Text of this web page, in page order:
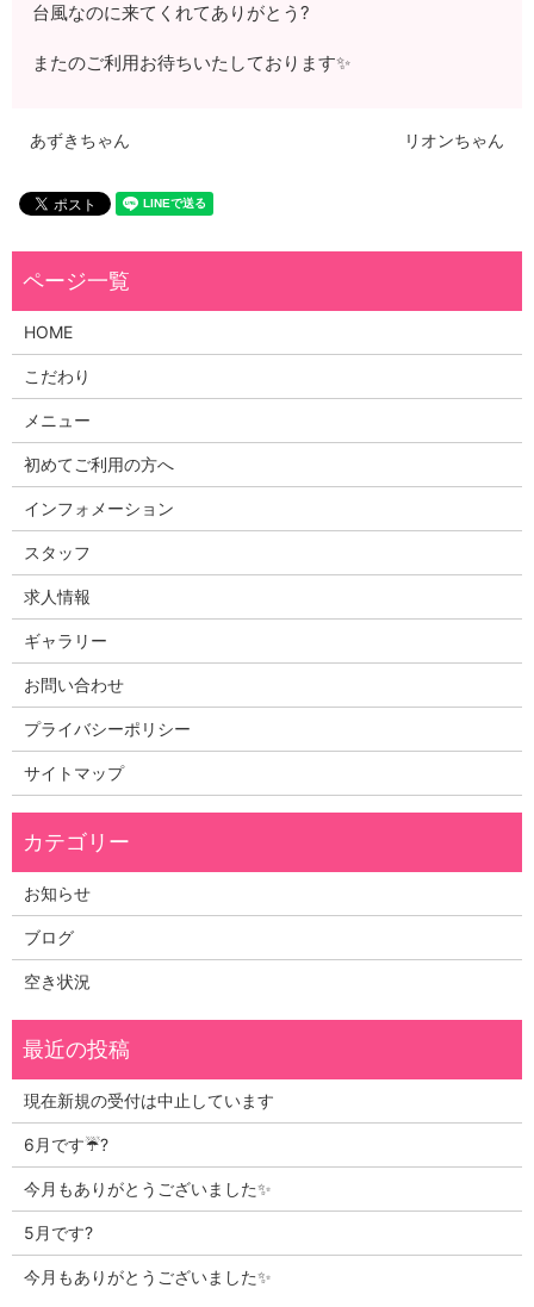
台風なのに来てくれてありがとう?
またのご利用お待ちいたしております✨
あずきちゃん リオンちゃん
HOME
こだわり
メニュー
初めてご利用の方へ
インフォメーション
スタッフ
求人情報
ギャラリー
お問い合わせ
プライバシーポリシー
サイトマップ
お知らせ
ブログ
空き状況
現在新規の受付は中止しています
6月です☔?
今月もありがとうございました✨
5月です?
今月もありがとうございました✨